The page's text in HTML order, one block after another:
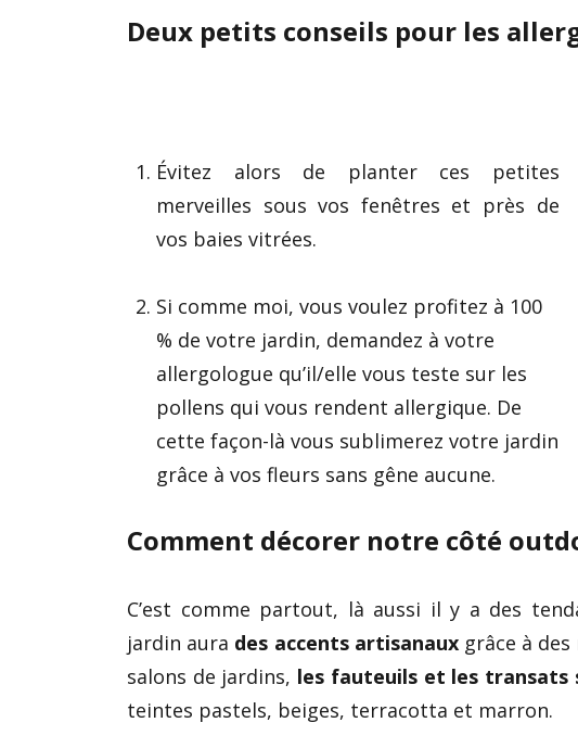
Deux petits conseils pour les
Évitez alors de planter ces petites
merveilles sous vos fenêtres et près de
vos baies vitrées.
Si comme moi, vous voulez profitez à 100
% de votre jardin, demandez à votre
allergologue qu’il/elle vous teste sur les
pollens qui vous rendent allergique. De
cette façon-là vous sublimerez votre jardin
grâce à vos fleurs sans gêne aucune.
Comment décorer notre côté
C’est comme partout, là aussi il y a des
jardin aura des accents artisanauxgrâce à des
salons de jardins, les fauteuils et les
teintes pastels, beiges, terracotta et marron.